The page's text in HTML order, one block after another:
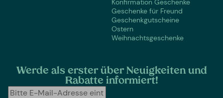
Konfirmation Geschenke
Geschenke für Freund
Geschenkgutscheine
Ostern
Weihnachtsgeschenke
Werde als erster über Neuigkeiten und
Rabatte informiert!